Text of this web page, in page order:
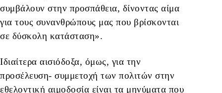
συμβάλουν στην προσπάθεια, δίνοντας αίμα
για τους συνανθρώπους μας που βρίσκονται
σε δύσκολη κατάσταση».
Ιδιαίτερα αισιόδοξα, όμως, για την
προσέλευση- συμμετοχή των πολιτών στην
εθελοντική αιμοδοσία είναι τα μηνύματα που